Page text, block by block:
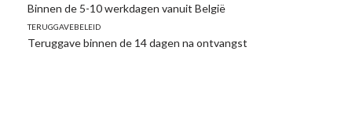
Binnen de 5-10 werkdagen vanuit België
Teruggavebeleid
Teruggave binnen de 14 dagen na ontvangst